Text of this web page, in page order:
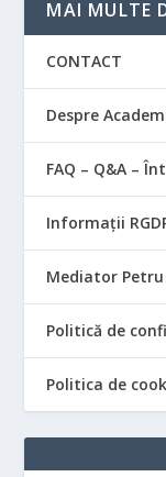
MAI MULTE
CONTACT
Despre
FAQ – Q&A –
Informații
Mediator
Politică de
Politica de